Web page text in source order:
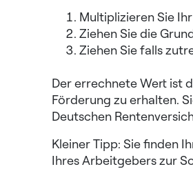
Multiplizieren Sie
Ziehen Sie die
Ziehen Sie falls
Der errechnete Wert ist
Förderung zu erhalten.
Deutschen
Kleiner Tipp: Sie finden
Ihres Arbeitgebers zur